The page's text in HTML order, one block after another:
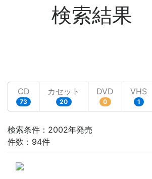
検索結果
CD
73
カセット
20
DVD
0
VHS
1
検索条件：2002年発売
件数：94件